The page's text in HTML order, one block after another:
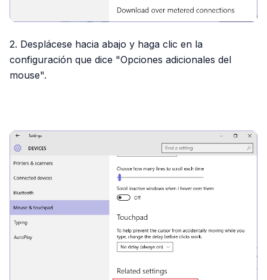
2. Desplácese hacia abajo y haga clic en la
configuración que dice "Opciones adicionales del
mouse".